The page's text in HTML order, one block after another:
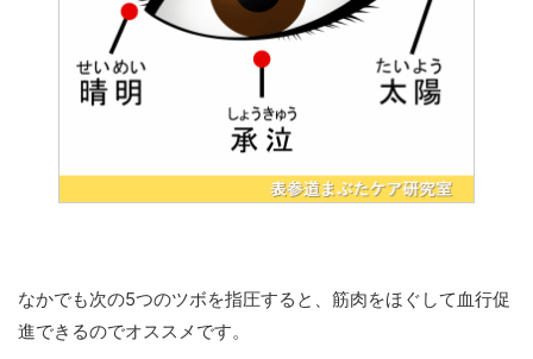
なかでも次の5つのツボを指圧すると、筋肉をほぐして血行促
進できるのでオススメです。